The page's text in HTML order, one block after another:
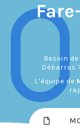
Besoin
Débarras
L’équipe de